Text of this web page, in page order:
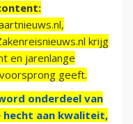
krijg
en jarenlange
geeft.
onderdeel van
hecht aan kwaliteit,